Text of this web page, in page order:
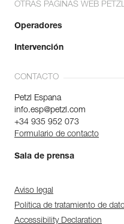
OTRAS PÁGINAS WEB
Operadores
Intervención
CONTACTO
Petzl Espana
info.esp@petzl.com
+34 935 952 073
Formulario de contacto
Sala de prensa
Aviso legal
Política de tratamiento de
Accessibility Declaration